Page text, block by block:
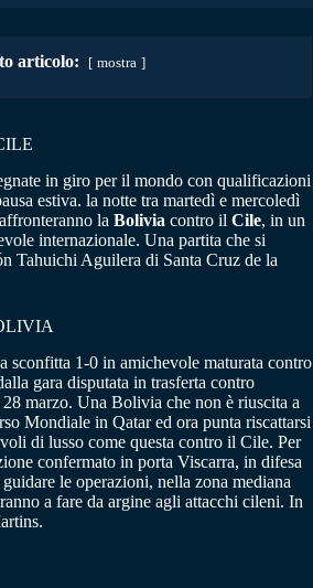
articolo: mostra
in giro per il mondo con qualificazioni
estiva. la notte tra martedì e mercoledì
la Bolivia contro il Cile, in un
internazionale. Una partita che si
Tahuichi Aguilera di Santa Cruz de la
sconfitta 1-0 in amichevole maturata contro
gara disputata in trasferta contro
marzo. Una Bolivia che non è riuscita a
Mondiale in Qatar ed ora punta riscattarsi
di lusso come questa contro il Cile. Per
confermato in porta Viscarra, in difesa
le operazioni, nella zona mediana
a fare da argine agli attacchi cileni. In